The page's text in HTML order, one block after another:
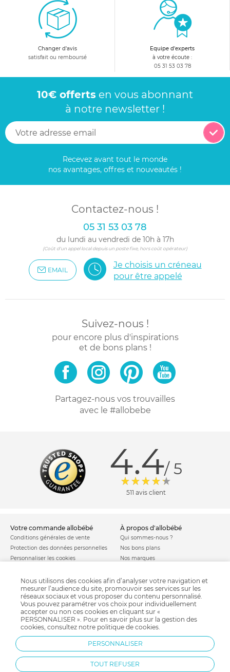
Changer d'avis
satisfait ou remboursé
Equipe d'experts
à votre écoute :
05 31 53 03 78
10€ offerts en vous abonnant
à notre newsletter !
Recevez avant tout le monde
nos avantages, offres et nouveautés !
Contactez-nous !
05 31 53 03 78
du lundi au vendredi de 10h à 17h
(Coût d'un appel local depuis un poste fixe, hors coût opérateur)
EMAIL
Je choisis un créneau
pour être appelé
Suivez-nous !
pour encore plus d'inspirations
et de bons plans !
Partagez-nous vos trouvailles
avec le #allobebe
4.4/ 5
511 avis client
votre commande allobébé
Conditions générales de vente
Protection des données personnelles
Personnaliser les cookies
Modes de livraison
Moyens de paiement
Garantie stock & produit
Satisfait ou remboursé
à propos d'allobébé
Qui sommes-nous ?
Nos bons plans
Nos marques
Comment se protéger du phishing ?
Soldes allobébé
allobébé vous recommande
Nos labels
Nos licences
Besoin d'aide ?
les plus d'allobébé
Infos conseils
Jeux concours
Valise de maternité
Nous utilisons des cookies afin d’analyser votre navigation et
mesurer l’audience du site, promouvoir ses services sur les
réseaux sociaux et vous proposer du contenu personnalisé.
Vous pouvez paramétrer vos choix pour individuellement
accepter ou non ces cookies en cliquant sur «
PERSONNALISER ». Pour en savoir plus sur la gestion des
cookies, consultez notre politique de cookies.
PERSONNALISER
TOUT REFUSER